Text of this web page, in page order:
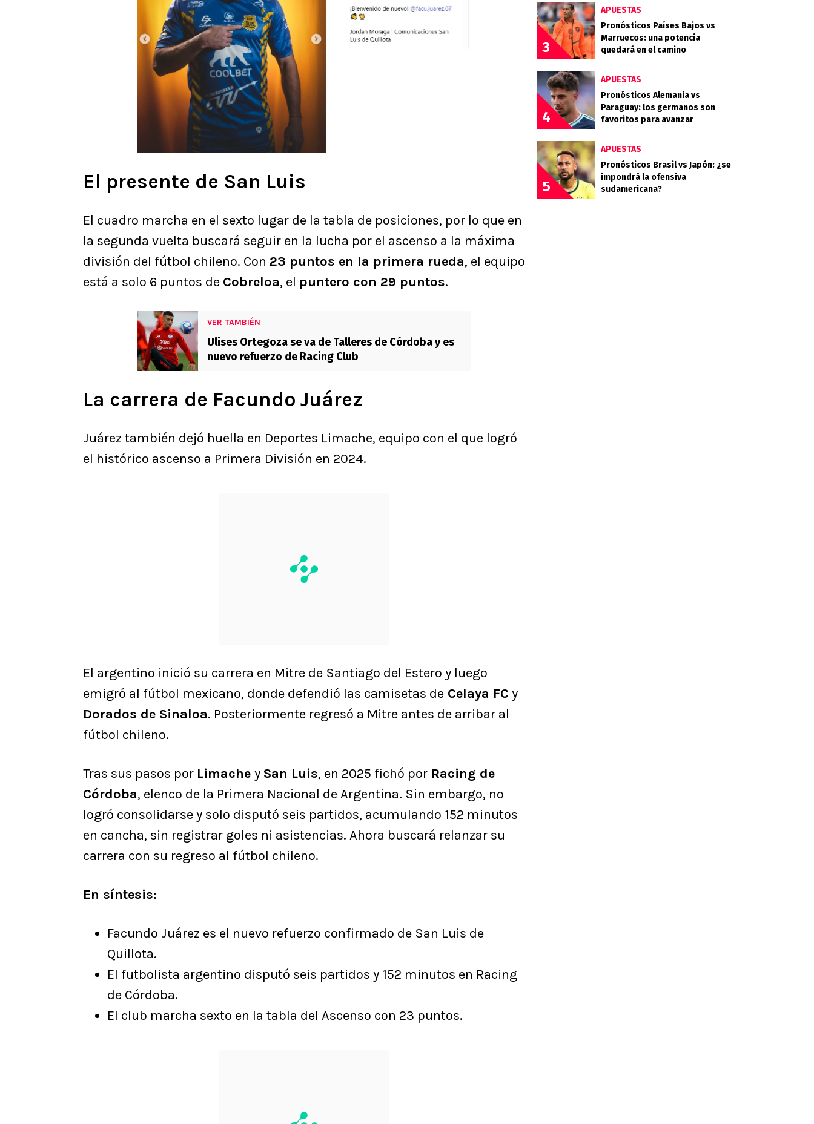
El presente de San Luis
El cuadro marcha en el sexto lugar de la tabla de posiciones, por lo que en
la segunda vuelta buscará seguir en la lucha por el ascenso a la máxima
división del fútbol chileno. Con 23 puntos en la primera rueda, el equipo
está a solo 6 puntos de Cobreloa, el puntero con 29 puntos.
VER TAMBIÉN
Ulises Ortegoza se va de Talleres de Córdoba y es
nuevo refuerzo de Racing Club
La carrera de Facundo Juárez
Juárez también dejó huella en Deportes Limache, equipo con el que logró
el histórico ascenso a Primera División en 2024.
El argentino inició su carrera en Mitre de Santiago del Estero y luego
emigró al fútbol mexicano, donde defendió las camisetas de Celaya FC y
Dorados de Sinaloa. Posteriormente regresó a Mitre antes de arribar al
fútbol chileno.
Tras sus pasos por Limache y San Luis, en 2025 fichó por Racing de
Córdoba, elenco de la Primera Nacional de Argentina. Sin embargo, no
logró consolidarse y solo disputó seis partidos, acumulando 152 minutos
en cancha, sin registrar goles ni asistencias. Ahora buscará relanzar su
carrera con su regreso al fútbol chileno.
En síntesis:
Facundo Juárez es el nuevo refuerzo confirmado de San Luis de
Quillota.
El futbolista argentino disputó seis partidos y 152 minutos en Racing
de Córdoba.
El club marcha sexto en la tabla del Ascenso con 23 puntos.
3
APUESTAS
Pronósticos Países Bajos vs
Marruecos: una potencia
quedará en el camino
4
APUESTAS
Pronósticos Alemania vs
Paraguay: los germanos son
favoritos para avanzar
5
APUESTAS
Pronósticos Brasil vs Japón: ¿se
impondrá la ofensiva
sudamericana?